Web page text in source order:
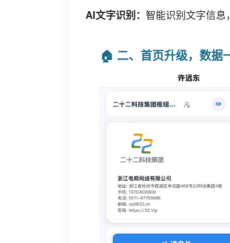
AI文字识别： 智能识别文字信息
🏠 二、首页升级，数据